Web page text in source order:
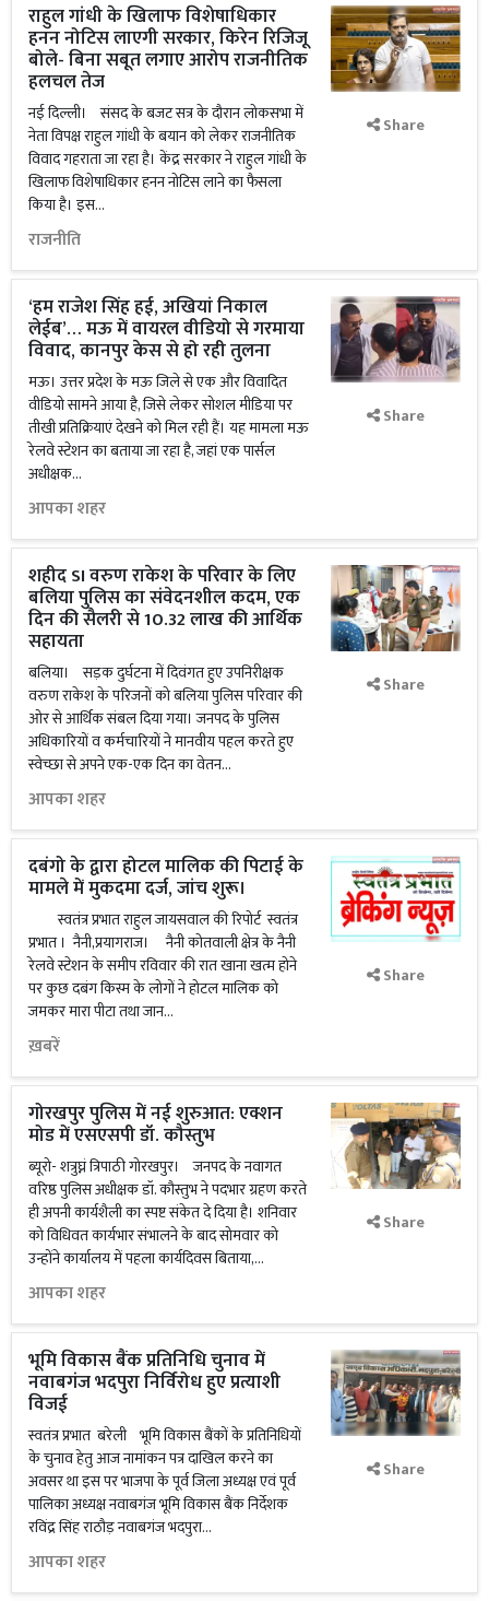
राहुल गांधी के खिलाफ विशेषाधिकार
हनन नोटिस लाएगी सरकार, किरेन रिजिजू
बोले- बिना सबूत लगाए आरोप राजनीतिक
हलचल तेज
नई दिल्ली। संसद के बजट सत्र के दौरान लोकसभा में
नेता विपक्ष राहुल गांधी के बयान को लेकर राजनीतिक
विवाद गहराता जा रहा है। केंद्र सरकार ने राहुल गांधी के
खिलाफ विशेषाधिकार हनन नोटिस लाने का फैसला
किया है। इस...
राजनीति
Share
‘हम राजेश सिंह हई, अखियां निकाल
लेईब’… मऊ में वायरल वीडियो से गरमाया
विवाद, कानपुर केस से हो रही तुलना
मऊ। उत्तर प्रदेश के मऊ जिले से एक और विवादित
वीडियो सामने आया है, जिसे लेकर सोशल मीडिया पर
तीखी प्रतिक्रियाएं देखने को मिल रही हैं। यह मामला मऊ
रेलवे स्टेशन का बताया जा रहा है, जहां एक पार्सल
अधीक्षक...
आपका शहर
Share
शहीद SI वरुण राकेश के परिवार के लिए
बलिया पुलिस का संवेदनशील कदम, एक
दिन की सैलरी से 10.32 लाख की आर्थिक
सहायता
बलिया। सड़क दुर्घटना में दिवंगत हुए उपनिरीक्षक
वरुण राकेश के परिजनों को बलिया पुलिस परिवार की
ओर से आर्थिक संबल दिया गया। जनपद के पुलिस
अधिकारियों व कर्मचारियों ने मानवीय पहल करते हुए
स्वेच्छा से अपने एक-एक दिन का वेतन...
आपका शहर
Share
दबंगो के द्वारा होटल मालिक की पिटाई के
मामले में मुकदमा दर्ज, जांच शुरू।
स्वतंत्र प्रभात राहुल जायसवाल की रिपोर्ट स्वतंत्र
प्रभात । नैनी,प्रयागराज। नैनी कोतवाली क्षेत्र के नैनी
रेलवे स्टेशन के समीप रविवार की रात खाना खत्म होने
पर कुछ दबंग किस्म के लोगों ने होटल मालिक को
जमकर मारा पीटा तथा जान...
ख़बरें
Share
गोरखपुर पुलिस में नई शुरुआत: एक्शन
मोड में एसएसपी डॉ. कौस्तुभ
ब्यूरो- शत्रुघ्नं त्रिपाठी गोरखपुर। जनपद के नवागत
वरिष्ठ पुलिस अधीक्षक डॉ. कौस्तुभ ने पदभार ग्रहण करते
ही अपनी कार्यशैली का स्पष्ट संकेत दे दिया है। शनिवार
को विधिवत कार्यभार संभालने के बाद सोमवार को
उन्होंने कार्यालय में पहला कार्यदिवस बिताया,...
आपका शहर
Share
भूमि विकास बैंक प्रतिनिधि चुनाव में
नवाबगंज भदपुरा निर्विरोध हुए प्रत्याशी
विजई
स्वतंत्र प्रभात बरेली भूमि विकास बैंकों के प्रतिनिधियों
के चुनाव हेतु आज नामांकन पत्र दाखिल करने का
अवसर था इस पर भाजपा के पूर्व जिला अध्यक्ष एवं पूर्व
पालिका अध्यक्ष नवाबगंज भूमि विकास बैंक निर्देशक
रविंद्र सिंह राठौड़ नवाबगंज भदपुरा...
आपका शहर
Share